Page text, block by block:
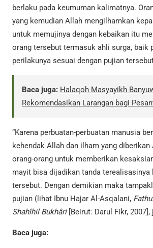
berlaku pada keumuman kalimatnya.
yang kemudian Allah mengilhamkan
untuk memujinya dengan kebaikan itu
orang tersebut termasuk ahli surga, baik
perilakunya sesuai dengan pujian
Baca juga: Halaqoh Masyayikh
Rekomendasikan Larangan bagi
“Karena perbuatan-perbuatan manusia
kehendak Allah dan ilham yang diberikan
orang-orang untuk memberikan
mayit bisa dijadikan tanda terealisasinya
tersebut. Dengan demikian maka
pujian (lihat Ibnu Hajar Al-Asqalani,
Shahîhil Bukhâri[Beirut: Darul Fikr, 2007],
Baca juga: